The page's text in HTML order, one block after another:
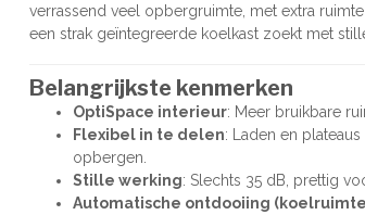
verrassend veel opbergruimte, met extra
een strak geïntegreerde koelkast zoekt met
Belangrijkste kenmerken
OptiSpace interieur: Meer bruikbare
Flexibel in te delen: Laden en
opbergen.
Stille werking: Slechts 35 dB, prettig
Automatische ontdooiing